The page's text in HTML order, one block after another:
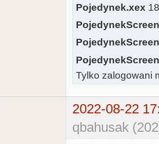
Pojedynek.xex
Tylko zalogowani
2022-08-22
qbahusak